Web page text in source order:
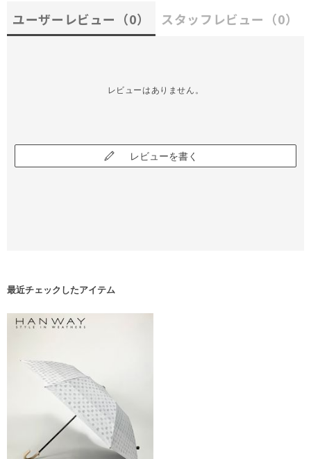
ユーザーレビュー （0） スタッフレビュー （0）
レビューはありません。
レビューを書く
最近チェックしたアイテム